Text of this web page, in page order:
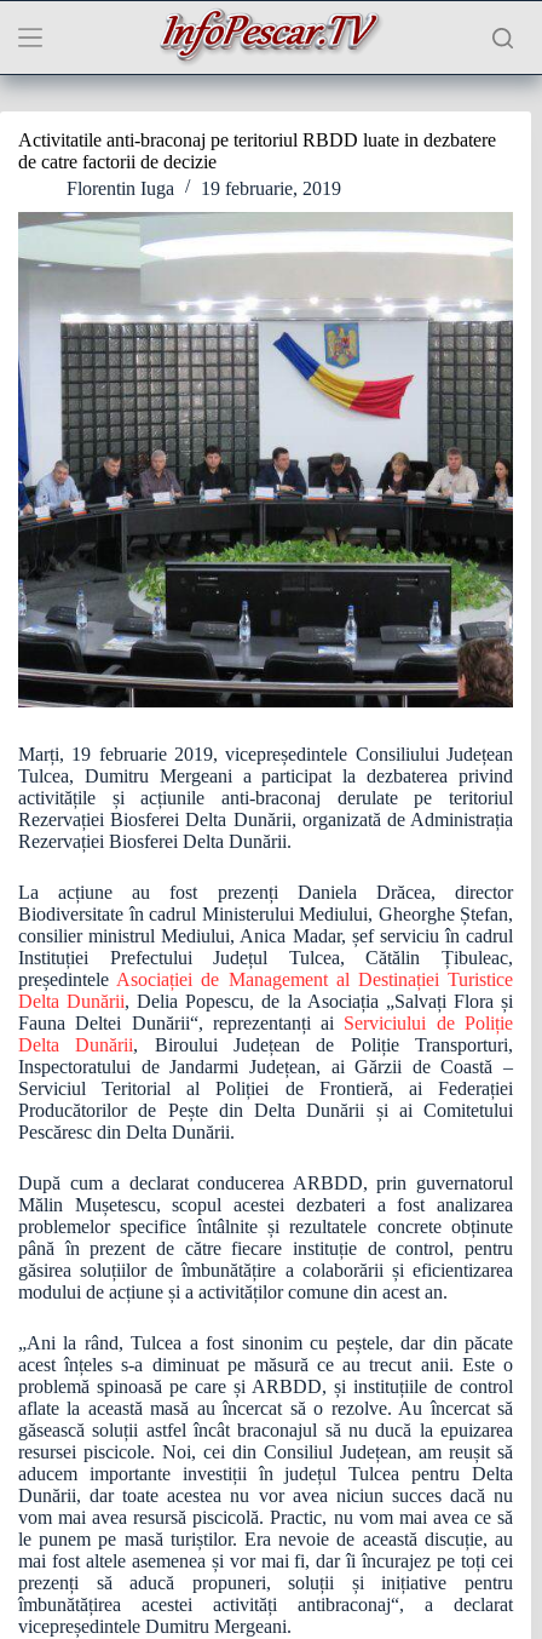
conținut
Activitatile anti-braconaj pe teritoriul RBDD luate in dezbatere
de catre factorii de decizie
Florentin Iuga
19 februarie, 2019
Marți, 19 februarie 2019, vicepreședintele Consiliului Județean
Tulcea, Dumitru Mergeani a participat la dezbaterea privind
activitățile și acțiunile anti-braconaj derulate pe teritoriul
Rezervației Biosferei Delta Dunării, organizată de Administrația
Rezervației Biosferei Delta Dunării.
La acțiune au fost prezenți Daniela Drăcea, director
Biodiversitate în cadrul Ministerului Mediului, Gheorghe Ștefan,
consilier ministrul Mediului, Anica Madar, șef serviciu în cadrul
Instituției Prefectului Județul Tulcea, Cătălin Țibuleac,
președintele Asociației de Management al Destinației Turistice
Delta Dunării, Delia Popescu, de la Asociația „Salvați Flora și
Fauna Deltei Dunării“, reprezentanți ai Serviciului de Poliție
Delta Dunării, Biroului Județean de Poliție Transporturi,
Inspectoratului de Jandarmi Județean, ai Gărzii de Coastă –
Serviciul Teritorial al Poliției de Frontieră, ai Federației
Producătorilor de Pește din Delta Dunării și ai Comitetului
Pescăresc din Delta Dunării.
După cum a declarat conducerea ARBDD, prin guvernatorul
Mălin Mușetescu, scopul acestei dezbateri a fost analizarea
problemelor specifice întâlnite și rezultatele concrete obținute
până în prezent de către fiecare instituție de control, pentru
găsirea soluțiilor de îmbunătățire a colaborării și eficientizarea
modului de acțiune și a activităților comune din acest an.
„Ani la rând, Tulcea a fost sinonim cu peștele, dar din păcate
acest înțeles s-a diminuat pe măsură ce au trecut anii. Este o
problemă spinoasă pe care și ARBDD, și instituțiile de control
aflate la această masă au încercat să o rezolve. Au încercat să
găsească soluții astfel încât braconajul să nu ducă la epuizarea
resursei piscicole. Noi, cei din Consiliul Județean, am reușit să
aducem importante investiții în județul Tulcea pentru Delta
Dunării, dar toate acestea nu vor avea niciun succes dacă nu
vom mai avea resursă piscicolă. Practic, nu vom mai avea ce să
le punem pe masă turiștilor. Era nevoie de această discuție, au
mai fost altele asemenea și vor mai fi, dar îi încurajez pe toți cei
prezenți să aducă propuneri, soluții și inițiative pentru
îmbunătățirea acestei activități antibraconaj“, a declarat
vicepreședintele Dumitru Mergeani.